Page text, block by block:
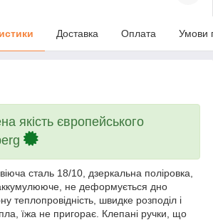
Доставка Оплата Умови
якість європейського
сталь 18/10, дзеркальна поліровка,
не деформується дно
теплопровідність, швидке розподіл і
їжа не пригорає. Клепані ручки, що